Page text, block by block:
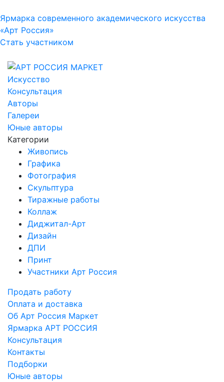
Ярмарка современного академического искусства
«Арт Россия»
Стать участником
Искусство
Консультация
Авторы
Галереи
Юные авторы
Категории
Живопись
Графика
Фотография
Скульптура
Тиражные работы
Коллаж
Диджитал-Арт
Дизайн
ДПИ
Принт
Участники Арт Россия
Продать работу
Оплата и доставка
Об Арт Россия Маркет
Ярмарка АРТ РОССИЯ
Консультация
Контакты
Подборки
Юные авторы